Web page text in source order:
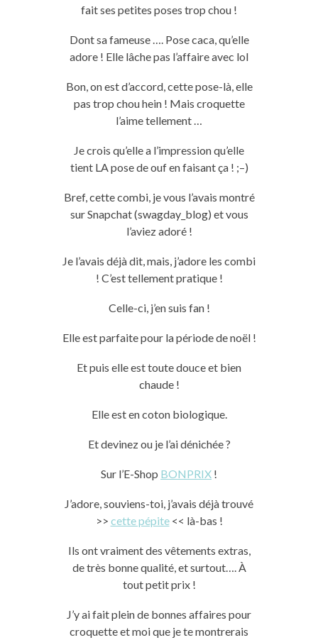
fait ses petites poses trop chou !
Dont sa fameuse ….Pose caca, qu’elle
adore ! Elle lâchepas l’affaire avec lol
Bon, on est d’accord, cette pose-là, elle
pas trop chou hein ! Mais croquette
l’aime tellement …
Je crois qu’elle a l’impression qu’elle
tient LAposede oufen faisant ça ! ;–)
Bref, cettecombi, jevous l’avais montré
surSnapchat(swagday_blog) et vous
l’aviez adoré !
Je l’avais déjà dit, mais, j’adore les combi
! C’est tellement pratique !
Celle-ci, j’en suis fan !
Elle est parfaite pour la période de noël !
Et puis elle est toute douce et bien
chaude !
Elle est en coton biologique.
Et devinez ou je l’ai dénichée ?
Sur l’E-Shop BONPRIX !
J’adore, souviens-toi, j’avais déjà trouvé
>> cette pépite<< là-bas !
Ils ont vraiment des vêtements extras,
de très bonne qualité, et surtout….À
tout petit prix !
J’y ai fait plein de bonnes affaires pour
croquette et moi que je te montrerais